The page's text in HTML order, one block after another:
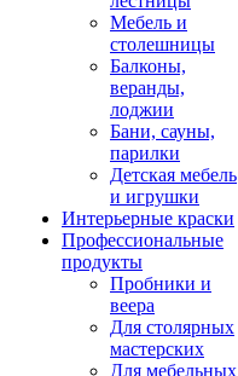
Мебель и
столешницы
Балконы,
веранды,
лоджии
Бани, сауны,
парилки
Детская мебель
и игрушки
Интерьерные краски
Профессиональные
продукты
Пробники и
веера
Для столярных
мастерских
Для мебельных